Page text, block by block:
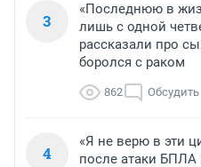
3
«Последнюю в
лишь с одной
рассказали про
боролся с раком
862 Обсудить
4
«Я не верю в эти
после атаки БПЛА